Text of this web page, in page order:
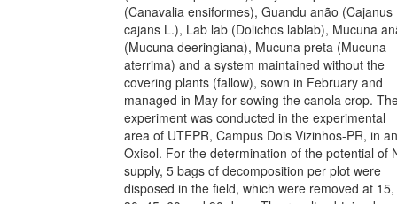
(Canavalia ensiformes), Guandu anão (Cajanus
cajans L.), Lab lab (Dolichos lablab), Mucuna
(Mucuna deeringiana), Mucuna preta (Mucuna
aterrima) and a system maintained without the
covering plants (fallow), sown in February and
managed in May for sowing the canola crop.
experiment was conducted in the experimental
area of UTFPR, Campus Dois Vizinhos-PR, in an
Oxisol. For the determination of the potential of
supply, 5 bags of decomposition per plot were
disposed in the field, which were removed at 15,